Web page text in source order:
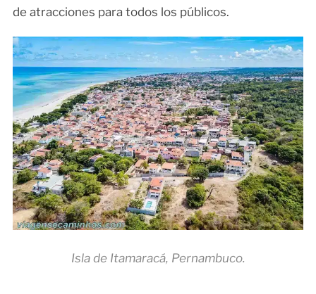
de atracciones para todos los públicos.
Isla de Itamaracá, Pernambuco.